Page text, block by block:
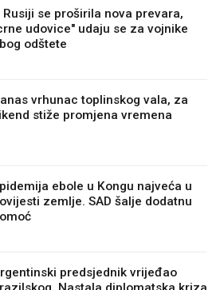
Rusiji se proširila nova prevara,
udovice" udaju se za vojnike
odštete
vrhunac toplinskog vala, za
stiže promjena vremena
ebole u Kongu najveća u
zemlje. SAD šalje dodatnu
predsjednik vrijeđao